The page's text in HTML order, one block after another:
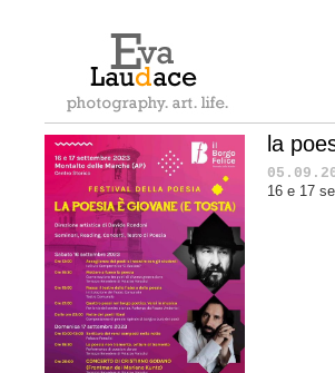
la
16 e 17